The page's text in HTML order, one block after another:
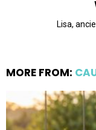
Lisa,
MORE FROM: